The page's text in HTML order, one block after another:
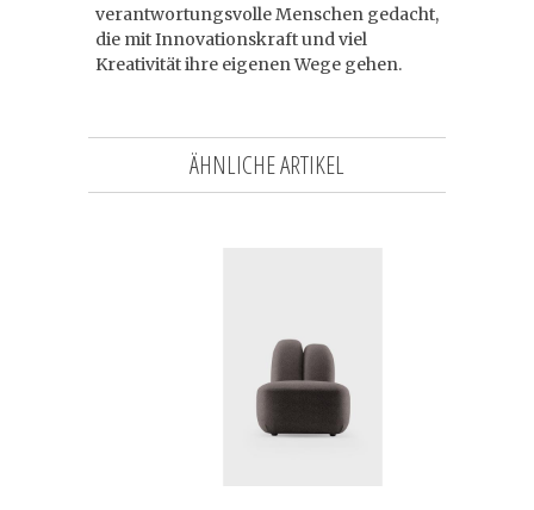
verantwortungsvolle Menschen gedacht,
die mit Innovationskraft und viel
Kreativität ihre eigenen Wege gehen.
ÄHNLICHE ARTIKEL